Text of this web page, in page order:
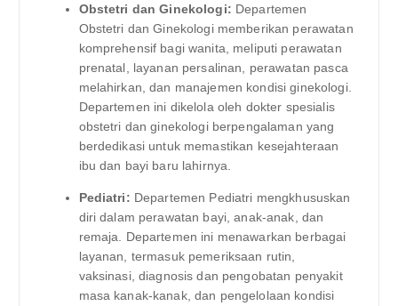
Obstetri dan Ginekologi: Departemen
Obstetri dan Ginekologi memberikan perawatan
komprehensif bagi wanita, meliputi perawatan
prenatal, layanan persalinan, perawatan pasca
melahirkan, dan manajemen kondisi ginekologi.
Departemen ini dikelola oleh dokter spesialis
obstetri dan ginekologi berpengalaman yang
berdedikasi untuk memastikan kesejahteraan
ibu dan bayi baru lahirnya.
Pediatri: Departemen Pediatri mengkhususkan
diri dalam perawatan bayi, anak-anak, dan
remaja. Departemen ini menawarkan berbagai
layanan, termasuk pemeriksaan rutin,
vaksinasi, diagnosis dan pengobatan penyakit
masa kanak-kanak, dan pengelolaan kondisi